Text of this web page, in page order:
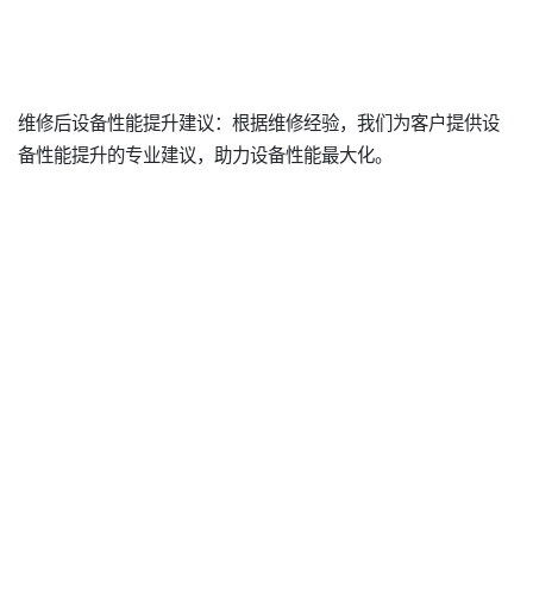
维修后设备性能提升建议：根据维修经验，我们为客户提供设
备性能提升的专业建议，助力设备性能最大化。